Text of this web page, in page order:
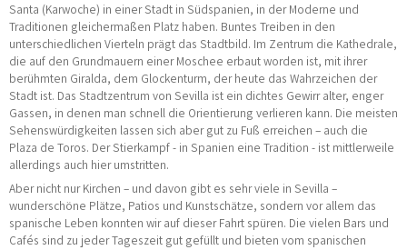
Santa (Karwoche) in einer Stadt in Südspanien, in der Moderne und
Traditionen gleichermaßen Platz haben. Buntes Treiben in den
unterschiedlichen Vierteln prägt das Stadtbild. Im Zentrum die Kathedrale,
die auf den Grundmauern einer Moschee erbaut worden ist, mit ihrer
berühmten Giralda, dem Glockenturm, der heute das Wahrzeichen der
Stadt ist. Das Stadtzentrum von Sevilla ist ein dichtes Gewirr alter, enger
Gassen, in denen man schnell die Orientierung verlieren kann. Die meisten
Sehenswürdigkeiten lassen sich aber gut zu Fuß erreichen – auch die
Plaza de Toros. Der Stierkampf - in Spanien eine Tradition - ist mittlerweile
allerdings auch hier umstritten.
Aber nicht nur Kirchen – und davon gibt es sehr viele in Sevilla –
wunderschöne Plätze, Patios und Kunstschätze, sondern vor allem das
spanische Leben konnten wir auf dieser Fahrt spüren. Die vielen Bars und
Cafés sind zu jeder Tageszeit gut gefüllt und bieten vom spanischen